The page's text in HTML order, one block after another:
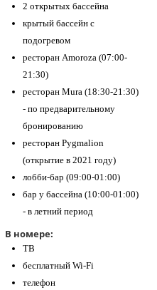
2 открытых бассейна
крытый бассейн с
подогревом
ресторан Amoroza (07:00-
21:30)
ресторан Mura (18:30-21:30)
- по предварительному
бронированию
ресторан Pygmalion
(открытие в 2021 году)
лобби-бар (09:00-01:00)
бар у бассейна (10:00-01:00)
- в летний период
В номере:
ТВ
бесплатный Wi-Fi
телефон